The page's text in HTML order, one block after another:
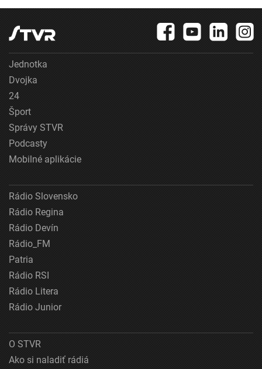
Jednotka
Dvojka
24
Šport
Správy STVR
Podcasty
Mobilné aplikácie
Rádio Slovensko
Rádio Regina
Rádio Devín
Rádio_FM
Patria
Rádio RSI
Rádio Litera
Rádio Junior
O STVR
Ako si naladiť rádiá